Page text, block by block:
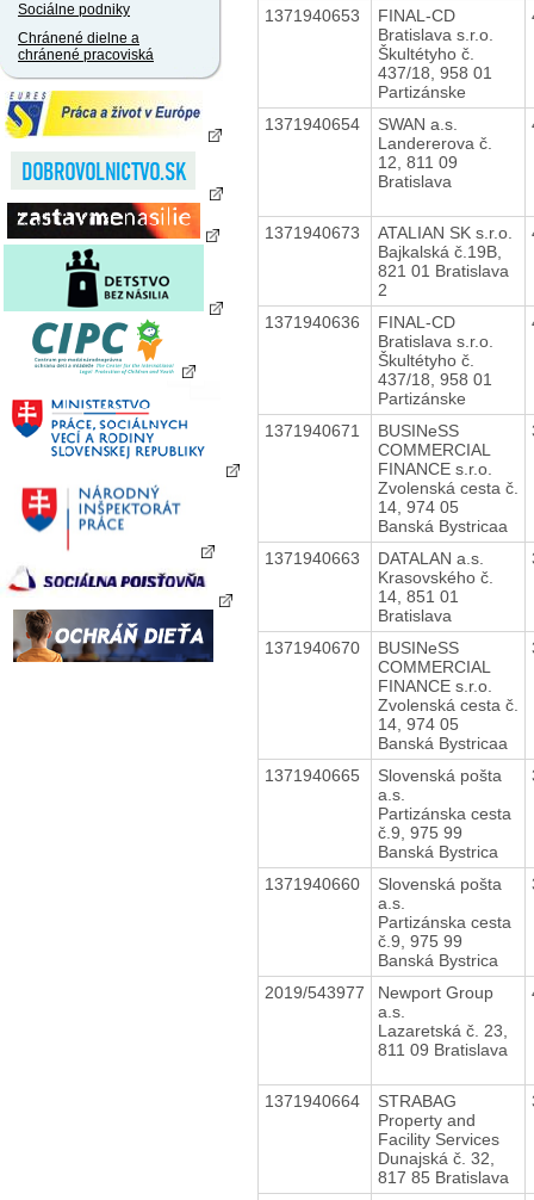
Sociálne podniky
Chránené dielne a
chránené pracoviská
1371940653
FINAL-CD
Bratislava s.r.o.
Škultétyho č.
437/18, 958 01
Partizánske
1371940654
SWAN a.s.
Landererova č.
12, 811 09
Bratislava
1371940673
ATALIAN SK s.r.o.
Bajkalská č.19B,
821 01 Bratislava
2
1371940636
FINAL-CD
Bratislava s.r.o.
Škultétyho č.
437/18, 958 01
Partizánske
1371940671
BUSINeSS
COMMERCIAL
FINANCE s.r.o.
Zvolenská cesta č.
14, 974 05
Banská Bystricaa
1371940663
DATALAN a.s.
Krasovského č.
14, 851 01
Bratislava
1371940670
BUSINeSS
COMMERCIAL
FINANCE s.r.o.
Zvolenská cesta č.
14, 974 05
Banská Bystricaa
1371940665
Slovenská pošta
a.s.
Partizánska cesta
č.9, 975 99
Banská Bystrica
1371940660
Slovenská pošta
a.s.
Partizánska cesta
č.9, 975 99
Banská Bystrica
2019/543977
Newport Group
a.s.
Lazaretská č. 23,
811 09 Bratislava
1371940664
STRABAG
Property and
Facility Services
Dunajská č. 32,
817 85 Bratislava